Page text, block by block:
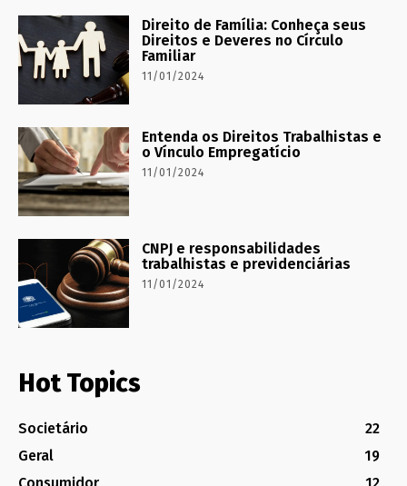
Direito de Família: Conheça seus
Direitos e Deveres no Círculo
Familiar
11/01/2024
Entenda os Direitos Trabalhistas e
o Vínculo Empregatício
11/01/2024
CNPJ e responsabilidades
trabalhistas e previdenciárias
11/01/2024
Hot Topics
Societário
22
Geral
19